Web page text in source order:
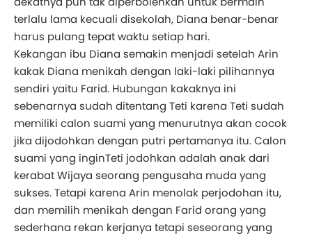
terlalu lama kecuali disekolah, Diana benar-benar
harus pulang tepat waktu setiap hari.
Kekangan ibu Diana semakin menjadi setelah Arin
kakak Diana menikah dengan laki-laki pilihannya
sendiri yaitu Farid. Hubungan kakaknya ini
sebenarnya sudah ditentang Teti karena Teti sudah
memiliki calon suami yang menurutnya akan cocok
jika dijodohkan dengan putri pertamanya itu. Calon
suami yang inginTeti jodohkan adalah anak dari
kerabat Wijaya seorang pengusaha muda yang
sukses. Tetapi karena Arin menolak perjodohan itu,
dan memilih menikah dengan Farid orang yang
sederhana rekan kerjanya tetapi seseorang yang